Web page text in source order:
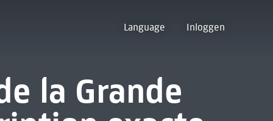
Language Inloggen
la Grande